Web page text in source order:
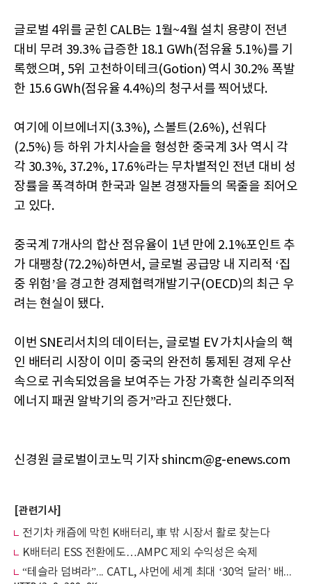
글로벌 4위를 굳힌 CALB는 1월~4월 설치 용량이 전년
대비 무려 39.3% 급증한 18.1 GWh(점유율 5.1%)를 기
록했으며, 5위 고천하이테크(Gotion) 역시 30.2% 폭발
한 15.6 GWh(점유율 4.4%)의 청구서를 찍어냈다.
여기에 이브에너지(3.3%), 스볼트(2.6%), 선워다
(2.5%) 등 하위 가치사슬을 형성한 중국계 3사 역시 각
각 30.3%, 37.2%, 17.6%라는 무차별적인 전년 대비 성
장률을 폭격하며 한국과 일본 경쟁자들의 목줄을 죄어오
고 있다.
중국계 7개사의 합산 점유율이 1년 만에 2.1%포인트 추
가 대팽창(72.2%)하면서, 글로벌 공급망 내 지리적 ‘집
중 위험’을 경고한 경제협력개발기구(OECD)의 최근 우
려는 현실이 됐다.
이번 SNE리서치의 데이터는, 글로벌 EV 가치사슬의 핵
인 배터리 시장이 이미 중국의 완전히 통제된 경제 우산
속으로 귀속되었음을 보여주는 가장 가혹한 실리주의적
에너지 패권 알박기의 증거”라고 진단했다.
신경원 글로벌이코노믹 기자 shincm@g-enews.com
[관련기사]
전기차 캐즘에 막힌 K배터리, 車 밖 시장서 활로 찾는다
K배터리 ESS 전환에도…AMPC 제외 수익성은 숙제
“테슬라 덤벼라”... CATL, 샤먼에 세계 최대 ‘30억 달러’ 배터리 시험장 구축